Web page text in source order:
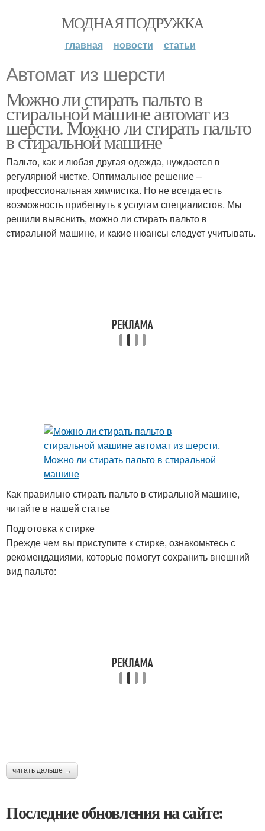
МОДНАЯ ПОДРУЖКА
главная новости статьи
Автомат из шерсти
Можно ли стирать пальто в
стиральной машине автомат из
шерсти. Можно ли стирать пальто
в стиральной машине
Пальто, как и любая другая одежда, нуждается в
регулярной чистке. Оптимальное решение –
профессиональная химчистка. Но не всегда есть
возможность прибегнуть к услугам специалистов. Мы
решили выяснить, можно ли стирать пальто в
стиральной машине, и какие нюансы следует учитывать.
Как правильно стирать пальто в стиральной машине,
читайте в нашей статье
Подготовка к стирке
Прежде чем вы приступите к стирке, ознакомьтесь с
рекомендациями, которые помогут сохранить внешний
вид пальто:
читать дальше →
Последние обновления на сайте: